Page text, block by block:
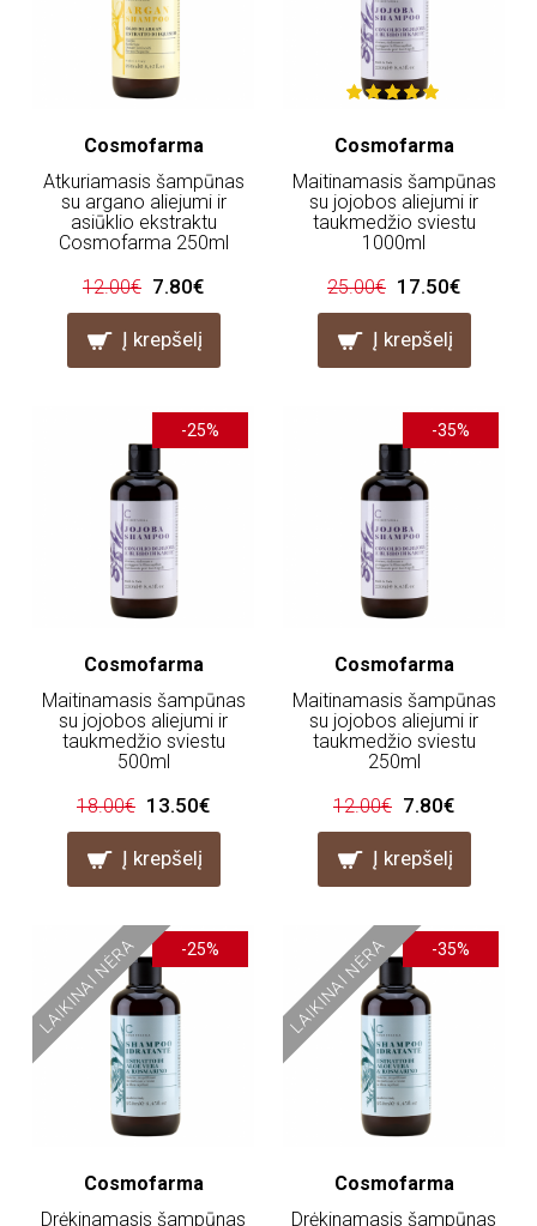
Cosmofarma
Atkuriamasis šampūnas
su argano aliejumi ir
asiūklio ekstraktu
Cosmofarma 250ml
12.00€ 7.80€
Į krepšelį
Cosmofarma
Maitinamasis šampūnas
su jojobos aliejumi ir
taukmedžio sviestu
1000ml
25.00€ 17.50€
Į krepšelį
-25%
Cosmofarma
Maitinamasis šampūnas
su jojobos aliejumi ir
taukmedžio sviestu
500ml
18.00€ 13.50€
Į krepšelį
-35%
Cosmofarma
Maitinamasis šampūnas
su jojobos aliejumi ir
taukmedžio sviestu
250ml
12.00€ 7.80€
Į krepšelį
-25%
LAIKINAI NĖRA
Cosmofarma
Drėkinamasis šampūnas
-35%
LAIKINAI NĖRA
Cosmofarma
Drėkinamasis šampūnas